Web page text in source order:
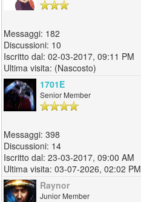
182
10
02-03-2017, 09:11 PM
(Nascosto)
1701E
Senior Member
398
14
23-03-2017, 09:00 AM
03-07-2026, 02:02 PM
Raynor
Junior Member